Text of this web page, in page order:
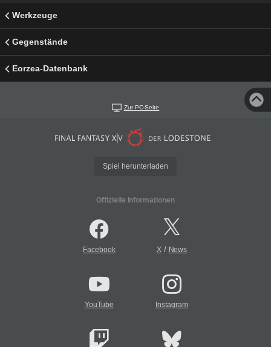
Werkzeuge
Gegenstände
Eorzea-Datenbank
Zur PC-Seite
Spiel herunterladen
Offizielle Informationen
Facebook X/ News
YouTube Instagram